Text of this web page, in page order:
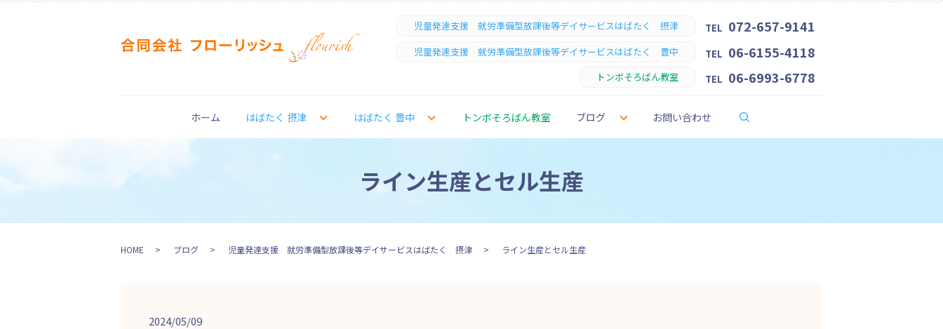
児童発達支援 就労準備型放課後等デイサービスはばたく 摂津 TEL 072-657-9141
児童発達支援 就労準備型放課後等デイサービスはばたく 豊中 TEL 06-6155-4118
トンボそろばん教室 TEL 06-6993-6778
ホーム はばたく 摂津 はばたく 豊中 トンボそろばん教室 ブログ お問い合わせ
ライン生産とセル生産
HOME ブログ 児童発達支援 就労準備型放課後等デイサービスはばたく 摂津 ライン生産とセル生産
2024/05/09